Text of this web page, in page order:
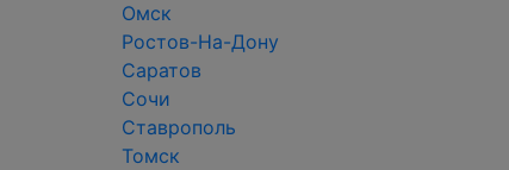
Омск
Ростов-На-Дону
Саратов
Сочи
Ставрополь
Томск